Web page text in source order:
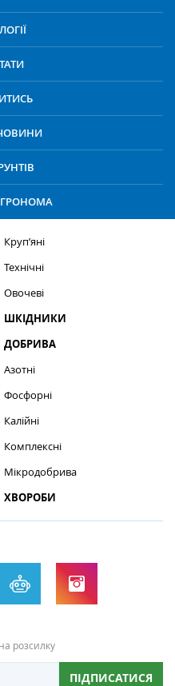
Круп’яні
Технічні
Овочеві
ШКІДНИКИ
ДОБРИВА
Азотні
Фосфорні
Калійні
Комплексні
Мікродобрива
ХВОРОБИ
розсилку
ПІДПИСАТИСЯ